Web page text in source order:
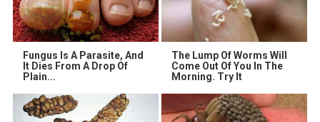
Fungus Is A Parasite, And
It Dies From A Drop Of
Plain...
The Lump Of Worms Will
Come Out Of You In The
Morning. Try It